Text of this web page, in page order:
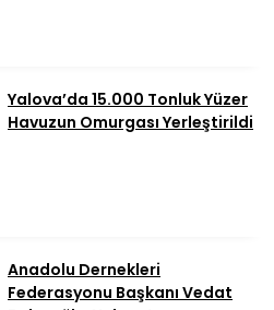
Yalova’da 15.000 Tonluk Yüzer
Havuzun Omurgası Yerleştirildi
Anadolu Dernekleri
Federasyonu Başkanı Vedat